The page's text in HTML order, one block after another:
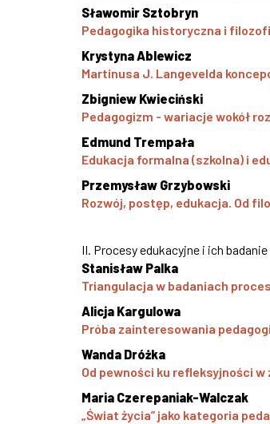
Sławomir Sztobryn
Pedagogika historyczna i
Krystyna Ablewicz
Martinusa J. Langevelda
Zbigniew Kwieciński
Pedagogizm - wariacje wokół
Edmund Trempała
Edukacja formalna (szkolna) i
Przemysław Grzybowski
Rozwój, postęp, edukacja. Od
II. Procesy edukacyjne i ich badanie
Stanisław Palka
Triangulacja w badaniach
Alicja Kargulowa
Próba zainteresowania
Wanda Dróżka
Od pewności ku refleksyjności
Maria Czerepaniak-Walczak
„Świat życia” jako kategoria